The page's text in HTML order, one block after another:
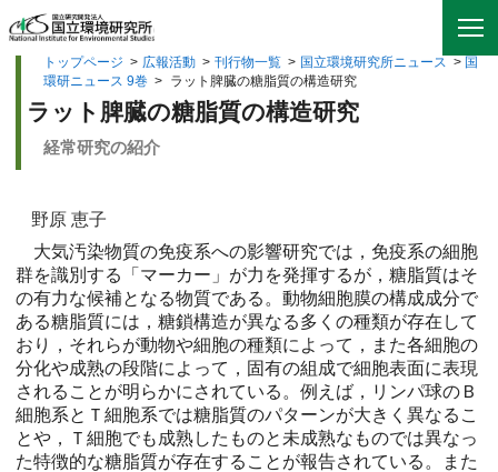
トップページ > 広報活動 > 刊行物一覧 > 国立環境研究所ニュース > 国
環研ニュース 9巻 > ラット脾臓の糖脂質の構造研究
ラット脾臓の糖脂質の構造研究
経常研究の紹介
野原 恵子
大気汚染物質の免疫系への影響研究では，免疫系の細胞
群を識別する「マーカー」が力を発揮するが，糖脂質はそ
の有力な候補となる物質である。動物細胞膜の構成成分で
ある糖脂質には，糖鎖構造が異なる多くの種類が存在して
おり，それらが動物や細胞の種類によって，また各細胞の
分化や成熟の段階によって，固有の組成で細胞表面に表現
されることが明らかにされている。例えば，リンパ球のＢ
細胞系とＴ細胞系では糖脂質のパターンが大きく異なるこ
とや，Ｔ細胞でも成熟したものと未成熟なものでは異なっ
た特徴的な糖脂質が存在することが報告されている。また